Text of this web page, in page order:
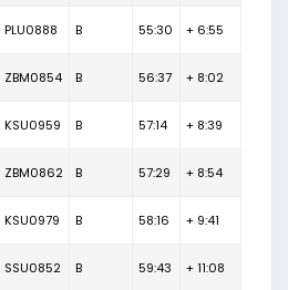
PLU0888 B 55:30 + 6:55
ZBM0854 B 56:37 + 8:02
KSU0959 B 57:14 + 8:39
ZBM0862 B 57:29 + 8:54
KSU0979 B 58:16 + 9:41
SSU0852 B 59:43 + 11:08